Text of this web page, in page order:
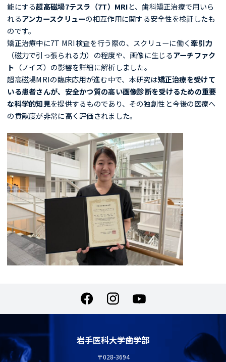
能にする超高磁場7テスラ（7T）MRIと、歯科矯正治療で用いら
れるアンカースクリューの相互作用に関する安全性を検証したも
のです。
矯正治療中に7T MRI検査を行う際の、スクリューに働く牽引力
（磁力で引っ張られる力）の程度や、画像に生じるアーチファク
ト （ノイズ）の影響を詳細に解析しました。
超高磁場MRIの臨床応用が進む中で、本研究は矯正治療を受けて
いる患者さんが、安全かつ質の高い画像診断を受けるための重要
な科学的知見を提供するものであり、その独創性と今後の医療へ
の貢献度が非常に高く評価されました。
岩手医科大学歯学部
〒028-3694